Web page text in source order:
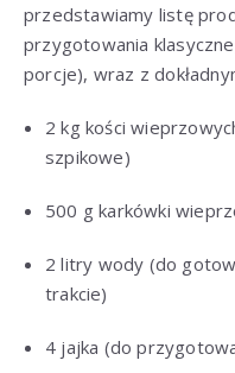
przedstawiamy listę
przygotowania
porcje), wraz z
2 kg kości
szpikowe)
500 g karkówki
2 litry wody (do
trakcie)
4 jajka (do